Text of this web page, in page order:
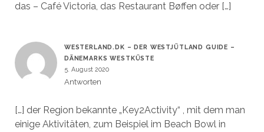
das – Café Victoria, das Restaurant Bøffen oder […]
WESTERLAND.DK – DER WESTJÜTLAND GUIDE –
DÄNEMARKS WESTKÜSTE
5. August 2020
Antworten
[…] der Region bekannte „Key2Activity“ , mit dem man
einige Aktivitäten, zum Beispiel im Beach Bowl in